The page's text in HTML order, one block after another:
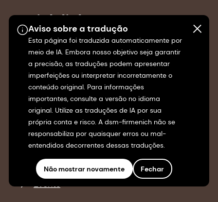
Quick links
Premix solutions
Customized blends of functional
ingredients in one single, efficient premix.
Market-ready solutions
Streamline your product development
Events
Aviso sobre a tradução
Esta página foi traduzida automaticamente por
meio de IA. Embora nosso objetivo seja garantir
a precisão, as traduções podem apresentar
imperfeições ou interpretar incorretamente o
conteúdo original. Para informações
importantes, consulte a versão no idioma
original. Utilize as traduções de IA por sua
própria conta e risco. A dsm-firmenich não se
responsabiliza por quaisquer erros ou mal-
entendidos decorrentes dessas traduções.
Não mostrar novamente Fechar